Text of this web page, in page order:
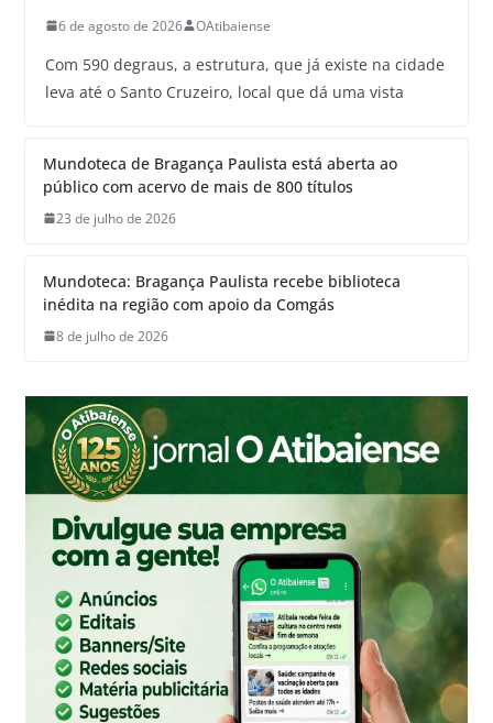
6 de agosto de 2026 OAtibaiense
Com 590 degraus, a estrutura, que já existe na cidade
leva até o Santo Cruzeiro, local que dá uma vista
Mundoteca de Bragança Paulista está aberta ao
público com acervo de mais de 800 títulos
23 de julho de 2026
Mundoteca: Bragança Paulista recebe biblioteca
inédita na região com apoio da Comgás
8 de julho de 2026